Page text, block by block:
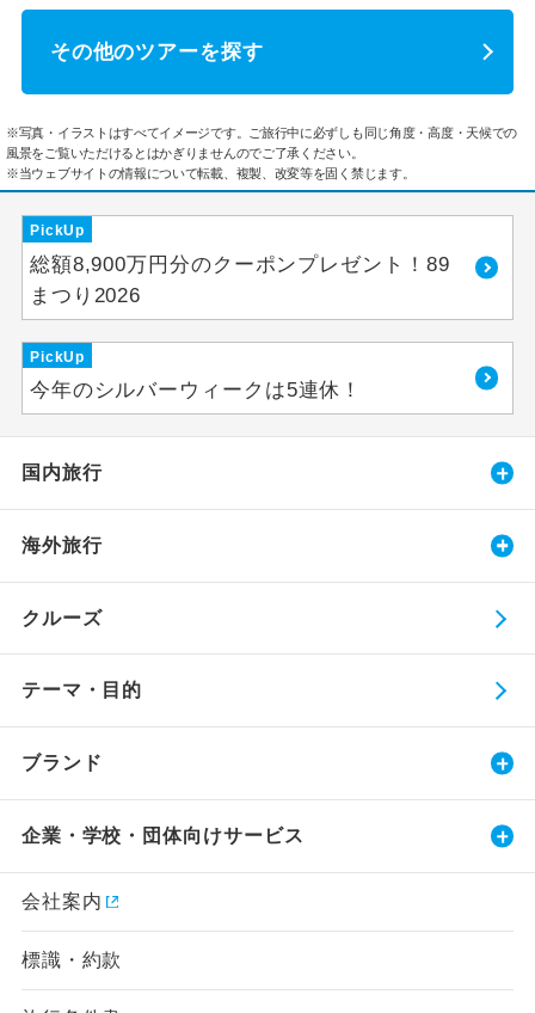
その他のツアーを探す
※写真・イラストはすべてイメージです。ご旅行中に必ずしも同じ角度・高度・天候での
風景をご覧いただけるとはかぎりませんのでご了承ください。
※当ウェブサイトの情報について転載、複製、改変等を固く禁じます。
PickUp
総額8,900万円分のクーポンプレゼント！89
まつり2026
PickUp
今年のシルバーウィークは5連休！
国内旅行
海外旅行
クルーズ
テーマ・目的
ブランド
企業・学校・団体向けサービス
会社案内
標識・約款